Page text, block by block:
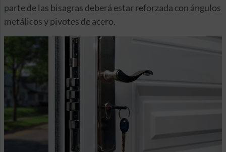
parte de las bisagras deberá estar reforzada con ángulos
metálicos y pivotes de acero.